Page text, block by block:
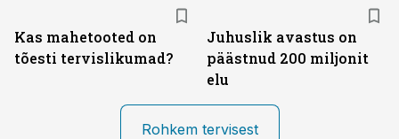
Kas mahetooted on
tõesti tervislikumad?
Juhuslik avastus on
päästnud 200 miljonit
elu
Rohkem tervisest